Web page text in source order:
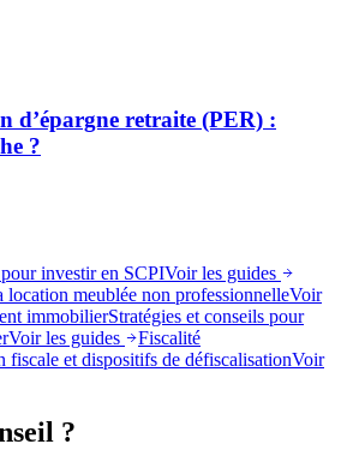
d’épargne retraite (PER) :
?
investir en SCPIVoir les guides
location meublée non professionnelleVoir
immobilierStratégies et conseils pour
Voir les guides
Fiscalité
fiscale et dispositifs de défiscalisationVoir
?